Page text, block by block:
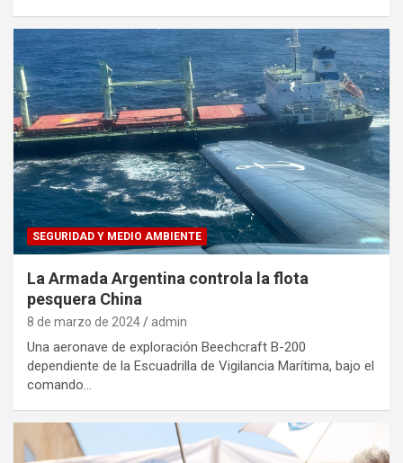
SEGURIDAD Y MEDIO AMBIENTE
La Armada Argentina controla la flota
pesquera China
8 de marzo de 2024 admin
Una aeronave de exploración Beechcraft B-200
dependiente de la Escuadrilla de Vigilancia Marítima, bajo el
comando…